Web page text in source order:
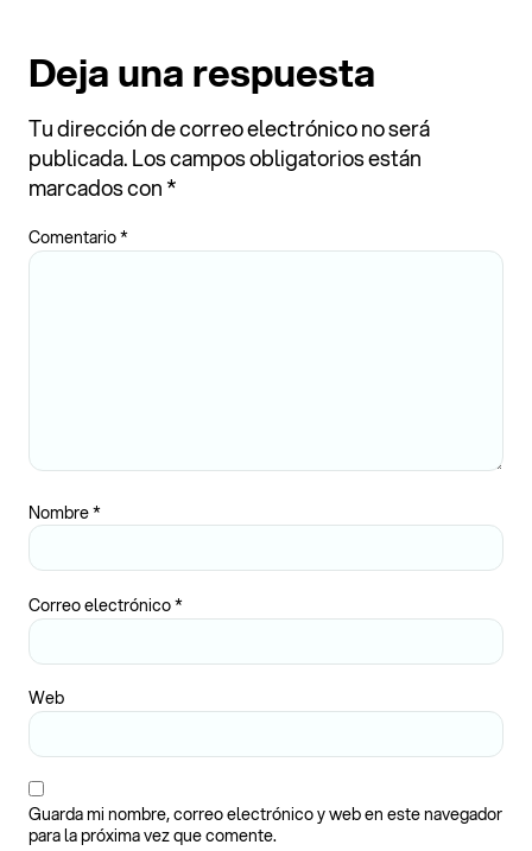
Deja una respuesta
Tu dirección de correo electrónico no será
publicada.Los campos obligatorios están
marcados con*
Comentario*
Nombre*
Correo electrónico*
Web
Guarda mi nombre, correo electrónico y web en este navegador
para la próxima vez que comente.